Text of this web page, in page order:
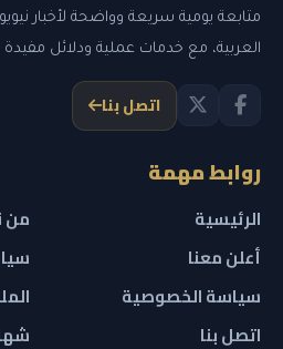
متابعة يومية سريعة وواضحة لأخبار
العربية، مع خدمات عملية ودلائل
اتصل بنا
روابط مهمة
الرئيسية
من
أعلن معنا
سياسة الخصوصية
اتصل بنا